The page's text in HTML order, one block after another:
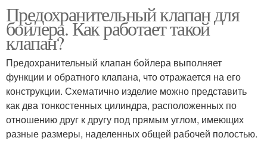
Предохранительный клапан для
бойлера. Как работает такой
клапан?
Предохранительный клапан бойлера выполняет
функции и обратного клапана, что отражается на его
конструкции. Схематично изделие можно представить
как два тонкостенных цилиндра, расположенных по
отношению друг к другу под прямым углом, имеющих
разные размеры, наделенных общей рабочей полостью.